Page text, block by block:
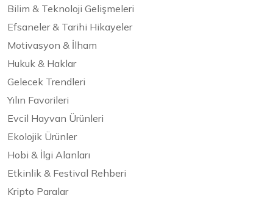
Bilim & Teknoloji Gelişmeleri
Efsaneler & Tarihi Hikayeler
Motivasyon & İlham
Hukuk & Haklar
Gelecek Trendleri
Yılın Favorileri
Evcil Hayvan Ürünleri
Ekolojik Ürünler
Hobi & İlgi Alanları
Etkinlik & Festival Rehberi
Kripto Paralar